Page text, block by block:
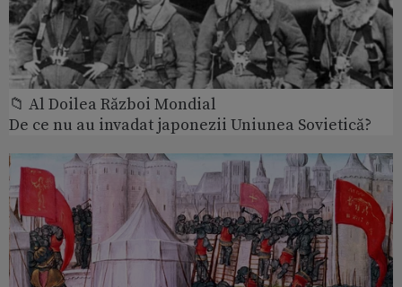
📁 Al Doilea Război Mondial
De ce nu au invadat japonezii Uniunea Sovietică?